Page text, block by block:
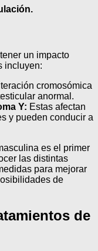
un impacto
incluyen:
cromosómica
anormal.
Y: Estas afectan
y pueden conducir a
es el primer
las distintas
para mejorar
de
de